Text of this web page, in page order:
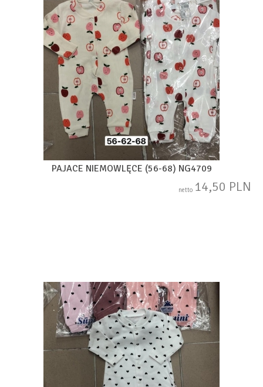
PAJACE NIEMOWLĘCE (56-68) NG4709
netto 14,50 PLN